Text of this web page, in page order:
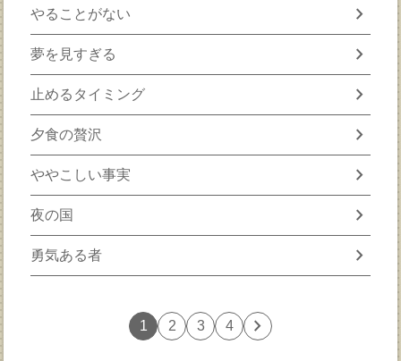
やることがない chevron_right
夢を見すぎる chevron_right
止めるタイミング chevron_right
夕食の贅沢 chevron_right
ややこしい事実 chevron_right
夜の国 chevron_right
勇気ある者 chevron_right
1 2 3 4 chevron_right